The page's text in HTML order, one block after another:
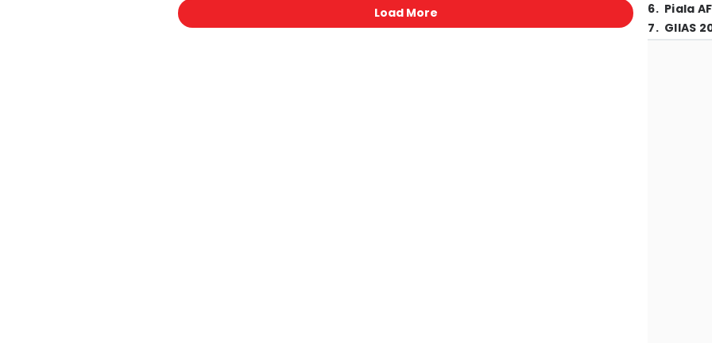
Load More
6. Piala
7. GIIAS